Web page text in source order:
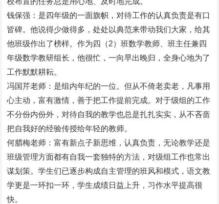
钱保强：是四年级的一面旗帜，对待工作的认真负责是有口
皆碑。他说得少做得多，处处以典范来带动我们大家，给其
他班级作出了榜样。作为四（2）班数学教师、班主任兼四
年级数学教研组长，他很忙，一向早出晚归，全身心地为了
工作默默耕耘。
冯国芹老师：是组内年纪的一位。但从不倚老卖老，凡事用
心主动，富有激情，善于把工作提前完成。对于级组的工作
不分份内份外，对待自我的教学也总是扎扎实实，从不吝啬
把自我好的经验传授给年轻的教师。
何腊梅老师：富有新点子新思维，认真负责，无论教学还是
班级管理方面都有自我一套独特的方法，对级组工作也常出
谋划策。学生们已逐步构成自主管理的班风和模式，语文教
学更是一环扣一环，学生成绩日益上升，习作水平提高很
快。